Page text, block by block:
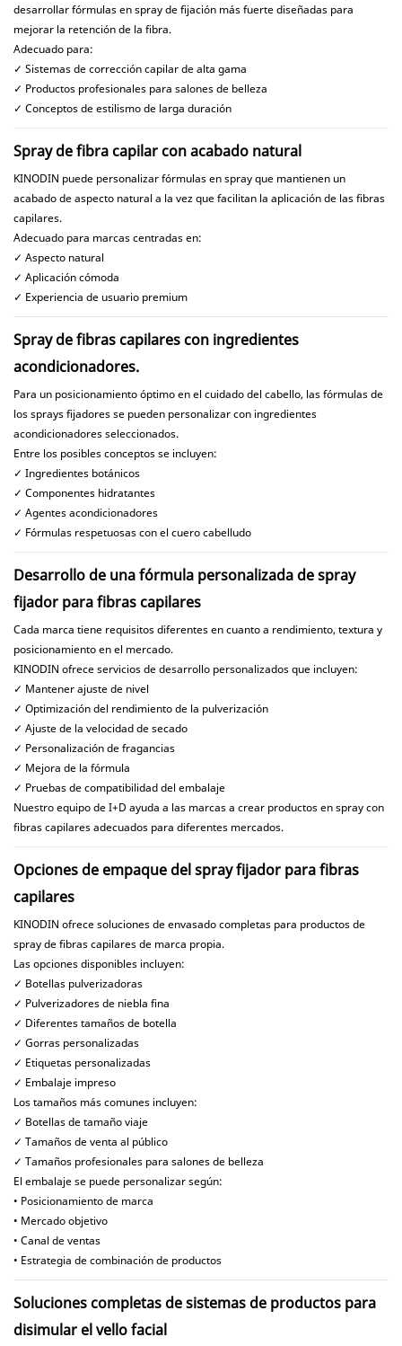
desarrollar fórmulas en spray de fijación más fuerte diseñadas para
mejorar la retención de la fibra.
Adecuado para:
✓ Sistemas de corrección capilar de alta gama
✓ Productos profesionales para salones de belleza
✓ Conceptos de estilismo de larga duración
Spray de fibra capilar con acabado natural
KINODIN puede personalizar fórmulas en spray que mantienen un
acabado de aspecto natural a la vez que facilitan la aplicación de las fibras
capilares.
Adecuado para marcas centradas en:
✓ Aspecto natural
✓ Aplicación cómoda
✓ Experiencia de usuario premium
Spray de fibras capilares con ingredientes
acondicionadores.
Para un posicionamiento óptimo en el cuidado del cabello, las fórmulas de
los sprays fijadores se pueden personalizar con ingredientes
acondicionadores seleccionados.
Entre los posibles conceptos se incluyen:
✓ Ingredientes botánicos
✓ Componentes hidratantes
✓ Agentes acondicionadores
✓ Fórmulas respetuosas con el cuero cabelludo
Desarrollo de una fórmula personalizada de spray
fijador para fibras capilares
Cada marca tiene requisitos diferentes en cuanto a rendimiento, textura y
posicionamiento en el mercado.
KINODIN ofrece servicios de desarrollo personalizados que incluyen:
✓ Mantener ajuste de nivel
✓ Optimización del rendimiento de la pulverización
✓ Ajuste de la velocidad de secado
✓ Personalización de fragancias
✓ Mejora de la fórmula
✓ Pruebas de compatibilidad del embalaje
Nuestro equipo de I+D ayuda a las marcas a crear productos en spray con
fibras capilares adecuados para diferentes mercados.
Opciones de empaque del spray fijador para fibras
capilares
KINODIN ofrece soluciones de envasado completas para productos de
spray de fibras capilares de marca propia.
Las opciones disponibles incluyen:
✓ Botellas pulverizadoras
✓ Pulverizadores de niebla fina
✓ Diferentes tamaños de botella
✓ Gorras personalizadas
✓ Etiquetas personalizadas
✓ Embalaje impreso
Los tamaños más comunes incluyen:
✓ Botellas de tamaño viaje
✓ Tamaños de venta al público
✓ Tamaños profesionales para salones de belleza
El embalaje se puede personalizar según:
• Posicionamiento de marca
• Mercado objetivo
• Canal de ventas
• Estrategia de combinación de productos
Soluciones completas de sistemas de productos para
disimular el vello facial